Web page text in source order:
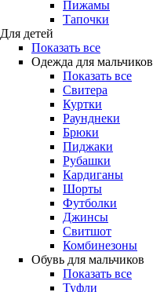
Пижамы
Тапочки
Для детей
Показать все
Одежда для мальчиков
Показать все
Свитера
Куртки
Раунднеки
Брюки
Пиджаки
Рубашки
Кардиганы
Шорты
Футболки
Джинсы
Свитшот
Комбинезоны
Обувь для мальчиков
Показать все
Туфли